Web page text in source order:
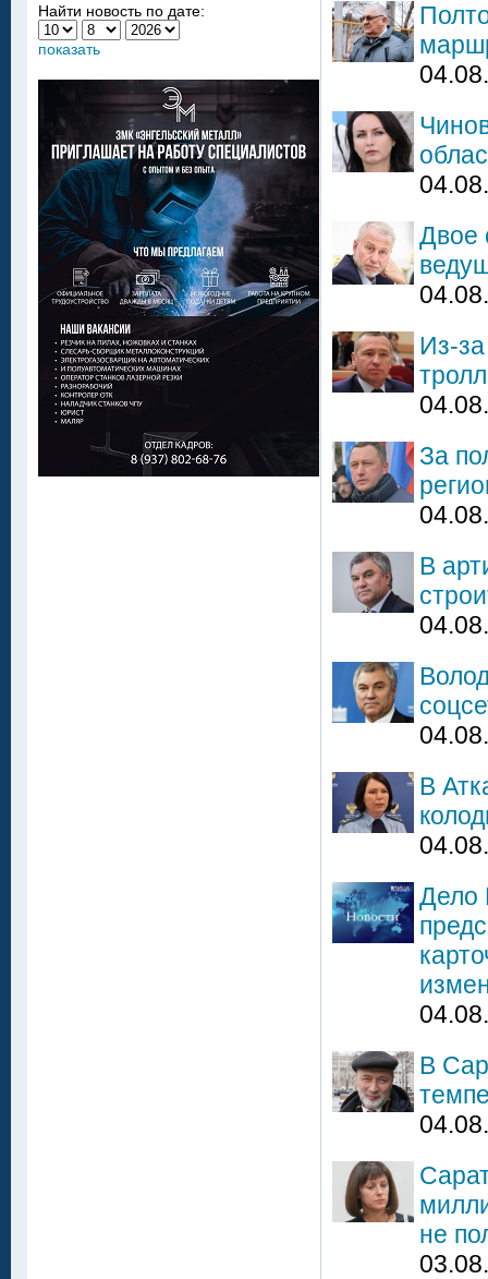
Двое
Из-
За
В
В
Дело
В
не
Найти новость по дате:
показать